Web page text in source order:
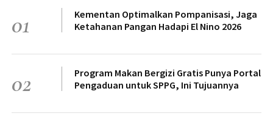
01
Kementan Optimalkan Pompanisasi, Jaga
Ketahanan Pangan Hadapi El Nino 2026
02
Program Makan Bergizi Gratis Punya Portal
Pengaduan untuk SPPG, Ini Tujuannya